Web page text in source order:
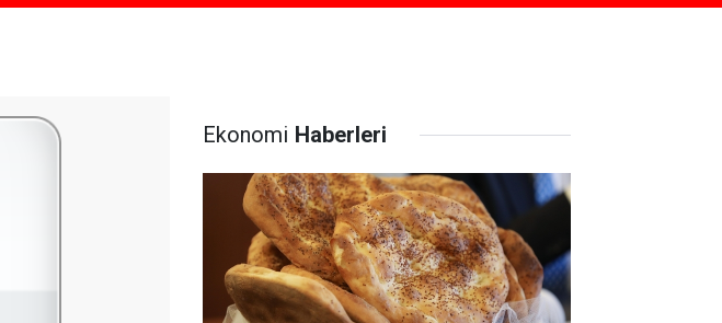
Ekonomi Haberleri